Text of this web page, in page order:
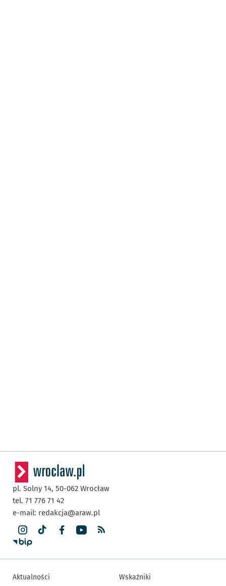
pl. Solny 14, 50-062 Wrocław
tel. 71 776 71 42
e-mail: redakcja@araw.pl
Aktualności Wskaźniki